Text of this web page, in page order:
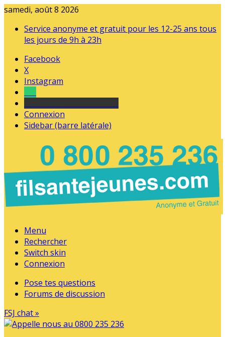
samedi, août 8 2026
Service anonyme et gratuit pour les 12-25 ans tous
les jours de 9h à 23h
Facebook
X
Instagram
Connexion
Sidebar (barre latérale)
Menu
Rechercher
Switch skin
Connexion
Pose tes questions
Forums de discussion
FSJ chat »